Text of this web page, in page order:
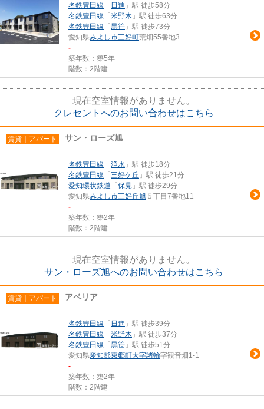
名鉄豊田線 「 日進 」駅 徒歩58分
名鉄豊田線 「 米野木 」駅 徒歩63分
名鉄豊田線 「 黒笹 」駅 徒歩73分
愛知県みよし市三好町荒畑55番地3
-
築年数：築5年
階数：2階建
現在空室情報がありません。
クレセントへのお問い合わせはこちら
賃貸｜アパート サン・ローズ旭
名鉄豊田線 「 浄水 」駅 徒歩18分
名鉄豊田線 「 三好ケ丘 」駅 徒歩21分
愛知環状鉄道 「 保見 」駅 徒歩29分
愛知県みよし市三好丘旭 ５丁目7番地11
-
築年数：築2年
階数：2階建
現在空室情報がありません。
サン・ローズ旭へのお問い合わせはこちら
賃貸｜アパート アベリア
名鉄豊田線 「 日進 」駅 徒歩39分
名鉄豊田線 「 米野木 」駅 徒歩37分
名鉄豊田線 「 黒笹 」駅 徒歩51分
愛知県愛知郡東郷町大字諸輪字観音畑1-1
-
築年数：築2年
階数：2階建